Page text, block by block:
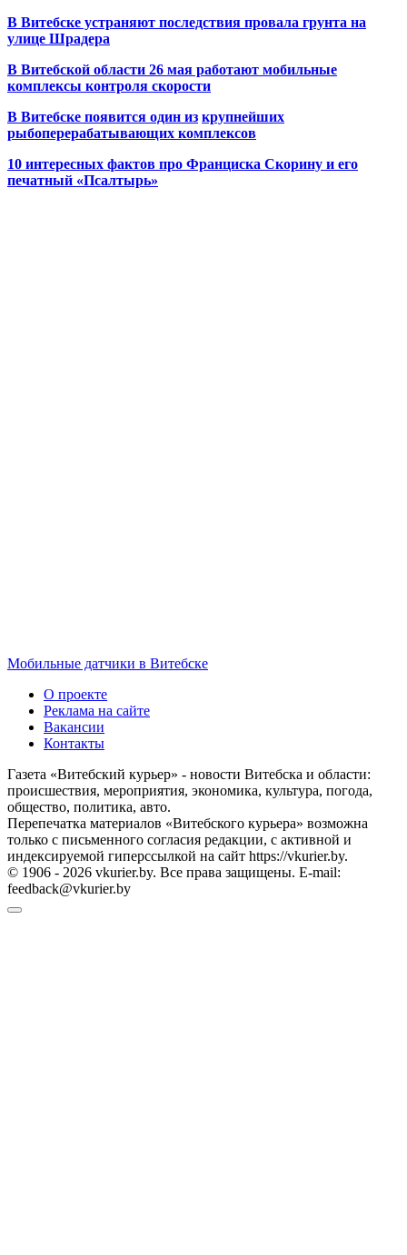
В Витебске устраняют последствия провала грунта на
улице Шрадера
В Витебской области 26 мая работают мобильные
комплексы контроля скорости
В Витебске появится один из крупнейших
рыбоперерабатывающих комплексов
10 интересных фактов про Франциска Скорину и его
печатный «Псалтырь»
Мобильные датчики в Витебске
О проекте
Реклама на сайте
Вакансии
Контакты
Газета «Витебский курьер» - новости Витебска и области:
происшествия, мероприятия, экономика, культура, погода,
общество, политика, авто.
Перепечатка материалов «Витебского курьера» возможна
только с письменного согласия редакции, с активной и
индексируемой гиперссылкой на сайт https://vkurier.by.
© 1906 - 2026 vkurier.by. Все права защищены. E-mail:
feedback@vkurier.by